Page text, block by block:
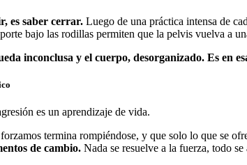
es saber cerrar. Luego de una práctica intensa de
bajo las rodillas permiten que la pelvis vuelva a
inconclusa y el cuerpo, desorganizado. Es en
es un aprendizaje de vida.
termina rompiéndose, y que solo lo que se
de cambio. Nada se resuelve a la fuerza, todo